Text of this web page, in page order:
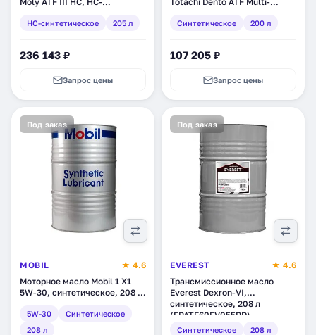
HC-синтетическое 205 л
236 143 ₽
Запрос цены
(4589904528736)
Синтетическое 200 л
107 205 ₽
Запрос цены
Под заказ
MOBIL
★ 4.6
Моторное масло Mobil 1 X1
5W-30, синтетическое, 208 л
5W-30
Синтетическое
208 л
Под заказ
EVEREST
★ 4.6
Трансмиссионное масло
Everest Dexron-VI,
синтетическое, 208 л
(FPATF60EV055RD)
Синтетическое 208 л